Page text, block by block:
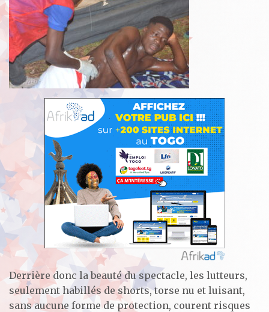
Derrière donc la beauté du spectacle, les lutteurs,
seulement habillés de shorts, torse nu et luisant,
sans aucune forme de protection, courent risques